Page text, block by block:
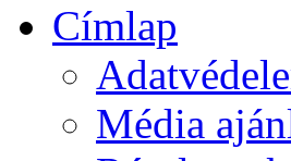
Címlap
Média